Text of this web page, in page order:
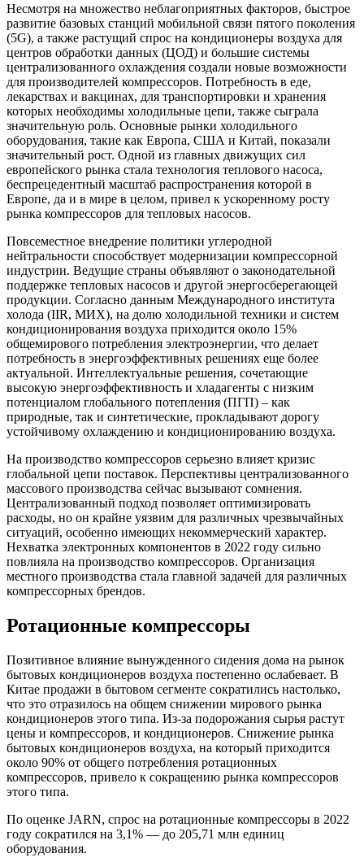
Несмотря на множество неблагоприятных факторов, быстрое
развитие базовых станций мобильной связи пятого поколения
(5G), а также растущий спрос на кондиционеры воздуха для
центров обработки данных (ЦОД) и большие системы
централизованного охлаждения создали новые возможности
для производителей компрессоров. Потребность в еде,
лекарствах и вакцинах, для транспортировки и хранения
которых необходимы холодильные цепи, также сыграла
значительную роль. Основные рынки холодильного
оборудования, такие как Европа, США и Китай, показали
значительный рост. Одной из главных движущих сил
европейского рынка стала технология теплового насоса,
беспрецедентный масштаб распространения которой в
Европе, да и в мире в целом, привел к ускоренному росту
рынка компрессоров для тепловых насосов.
Повсеместное внедрение политики углеродной
нейтральности способствует модернизации компрессорной
индустрии. Ведущие страны объявляют о законодательной
поддержке тепловых насосов и другой энергосберегающей
продукции. Согласно данным Международного института
холода (IIR, МИХ), на долю холодильной техники и систем
кондиционирования воздуха приходится около 15%
общемирового потребления электроэнергии, что делает
потребность в энергоэффективных решениях еще более
актуальной. Интеллектуальные решения, сочетающие
высокую энергоэффективность и хладагенты с низким
потенциалом глобального потепления (ПГП) – как
природные, так и синтетические, прокладывают дорогу
устойчивому охлаждению и кондиционированию воздуха.
На производство компрессоров серьезно влияет кризис
глобальной цепи поставок. Перспективы централизованного
массового производства сейчас вызывают сомнения.
Централизованный подход позволяет оптимизировать
расходы, но он крайне уязвим для различных чрезвычайных
ситуаций, особенно имеющих некоммерческий характер.
Нехватка электронных компонентов в 2022 году сильно
повлияла на производство компрессоров. Организация
местного производства стала главной задачей для различных
компрессорных брендов.
Ротационные компрессоры
Позитивное влияние вынужденного сидения дома на рынок
бытовых кондиционеров воздуха постепенно ослабевает. В
Китае продажи в бытовом сегменте сократились настолько,
что это отразилось на общем снижении мирового рынка
кондиционеров этого типа. Из-за подорожания сырья растут
цены и компрессоров, и кондиционеров. Снижение рынка
бытовых кондиционеров воздуха, на который приходится
около 90% от общего потребления ротационных
компрессоров, привело к сокращению рынка компрессоров
этого типа.
По оценке JARN, спрос на ротационные компрессоры в 2022
году сократился на 3,1% — до 205,71 млн единиц
оборудования.